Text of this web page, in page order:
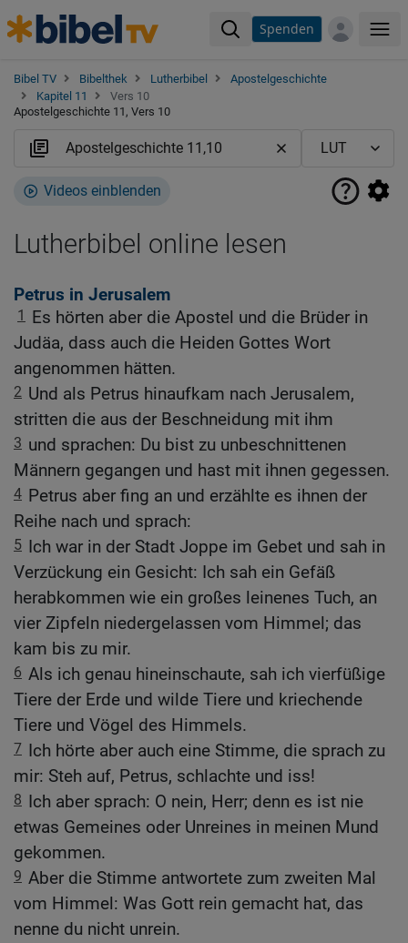
Spenden
Bibel TV Bibelthek Lutherbibel
Apostelgeschichte
Kapitel 11
Vers 10
Apostelgeschichte 11, Vers 10
Videos einblenden
Lutherbibel online lesen
Petrus in Jerusalem
1
Es hörten aber die Apostel und die Brüder in
Judäa, dass auch die Heiden Gottes Wort
angenommen hätten.
2 Und als Petrus hinaufkam nach Jerusalem,
stritten die aus der Beschneidung mit ihm
3 und sprachen: Du bist zu unbeschnittenen
Männern gegangen und hast mit ihnen gegessen.
4 Petrus aber fing an und erzählte es ihnen der
Reihe nach und sprach:
5 Ich war in der Stadt Joppe im Gebet und sah in
Verzückung ein Gesicht: Ich sah ein Gefäß
herabkommen wie ein großes leinenes Tuch, an
vier Zipfeln niedergelassen vom Himmel; das
kam bis zu mir.
6 Als ich genau hineinschaute, sah ich vierfüßige
Tiere der Erde und wilde Tiere und kriechende
Tiere und Vögel des Himmels.
7 Ich hörte aber auch eine Stimme, die sprach zu
mir: Steh auf, Petrus, schlachte und iss!
8 Ich aber sprach: O nein, Herr; denn es ist nie
etwas Gemeines oder Unreines in meinen Mund
gekommen.
9 Aber die Stimme antwortete zum zweiten Mal
vom Himmel: Was Gott rein gemacht hat, das
nenne du nicht unrein.